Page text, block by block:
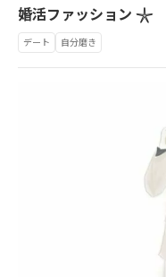
婚活ファッション 𓇼
デート 自分磨き